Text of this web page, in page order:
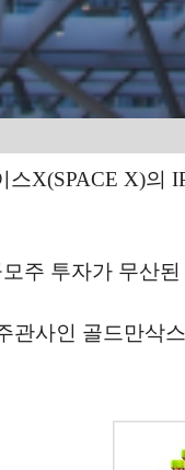
X(SPACE X)의
주 투자가 무산
사인 골드만삭